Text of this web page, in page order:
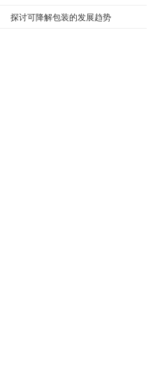
必要性
探讨可降解包装的发展趋势